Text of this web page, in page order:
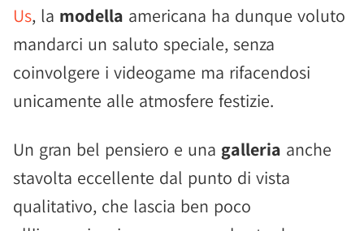
Us, la modella americana ha dunque voluto
mandarci un saluto speciale, senza
coinvolgere i videogame ma rifacendosi
unicamente alle atmosfere festizie.
Un gran bel pensiero e una galleria anche
stavolta eccellente dal punto di vista
qualitativo, che lascia ben poco